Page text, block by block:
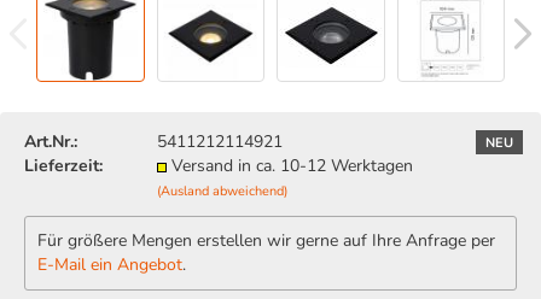
NEU
Art.Nr.:
5411212114921
Lieferzeit:
Versand in ca. 10-12 Werktagen
(Ausland abweichend)
Für größere Mengen erstellen wir gerne auf Ihre Anfrage per
E-Mail ein Angebot.